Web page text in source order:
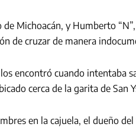
Michoacán, y Humberto
de cruzar de manera
encontró cuando intentaba
cerca de la garita de San
en la cajuela, el dueño